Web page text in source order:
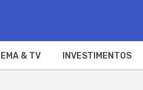
& TV INVESTIMENTOS